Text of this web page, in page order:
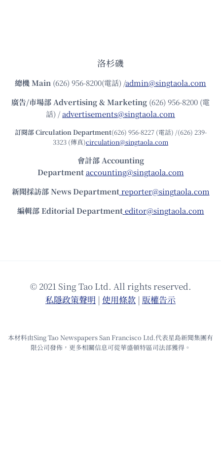
洛杉磯
總機Main (626) 956-8200(電話) /admin@singtaola.com
廣告/市場部Advertising & Marketing (626) 956-8200 (電
話) /advertisements@singtaola.com
訂閱部 Circulation Department(626) 956-8227 (電話) /(626) 239-
3323 (傳真)circulation@singtaola.com
會計部 Accounting
Department accounting@singtaola.com
新聞採訪部 News Department reporter@singtaola.com
編輯部 Editorial Department editor@singtaola.com
© 2021 Sing Tao Ltd. All rights reserved.
私隱政策聲明 | 使⽤條款 | 版權告⽰
本材料由Sing Tao Newspapers San Francisco Ltd.代表星島新聞集團有
限公司發佈，更多相關信息可從華盛頓特區司法部獲得。